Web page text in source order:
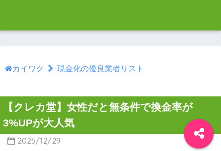
カイワク 現金化の優良業者リスト
【クレカ堂】女性だと無条件で換金率が
3%UPが大人気
2025/12/29